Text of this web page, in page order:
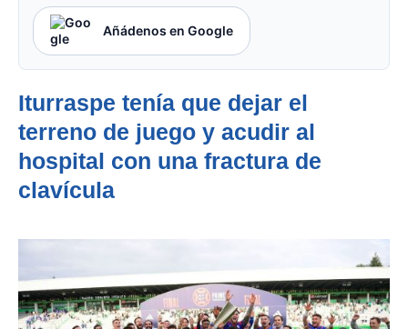
Añádenos en Google
Iturraspe tenía que dejar el
terreno de juego y acudir al
hospital con una fractura de
clavícula